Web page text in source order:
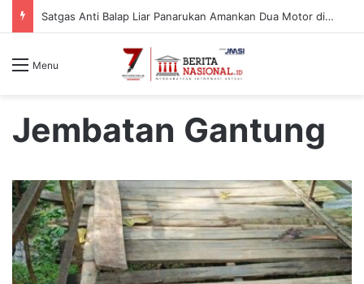
Satgas Anti Balap Liar Panarukan Amankan Dua Motor di Desa Gelung, Pelaku Diduga dari Luar Daerah
Menu
Jembatan Gantung